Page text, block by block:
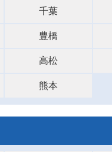
千葉
豊橋
高松
熊本